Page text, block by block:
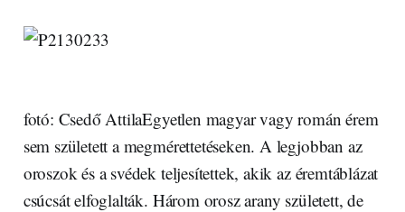
fotó: Csedő AttilaEgyetlen magyar vagy román érem
sem született a megmérettetéseken. A legjobban az
oroszok és a svédek teljesítettek, akik az éremtáblázat
csúcsát elfoglalták. Három orosz arany született, de